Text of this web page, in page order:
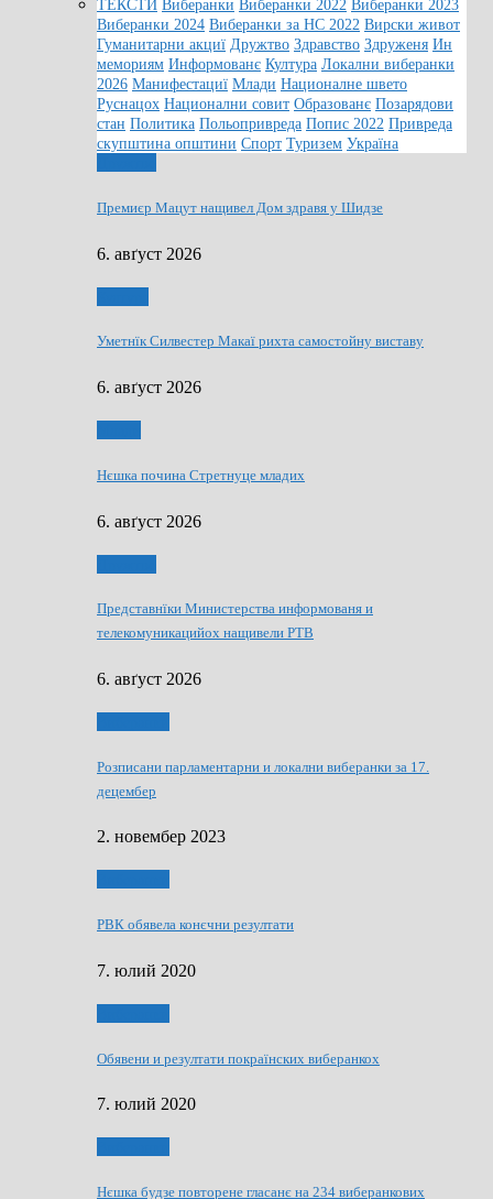
ТЕКСТИ Виберанки Виберанки 2022 Виберанки 2023
Виберанки 2024 Виберанки за НС 2022 Вирски живот
Гуманитарни акциї Дружтво Здравство Здруженя Ин
мемориям Информованє Култура Локални виберанки
2026 Манифестациї Млади Националне швето
Руснацох Национални совит Образованє Позарядови
стан Политика Польопривреда Попис 2022 Привреда
скупштина општини Спорт Туризем Україна
Премиєр Мацут нащивел Дом здравя у Шидзе
6. авґуст 2026
Уметнїк Силвестер Макаї рихта самостойну виставу
6. авґуст 2026
Нєшка почина Стретнуце младих
6. авґуст 2026
Представнїки Министерства информованя и
телекомуникацийох нащивели РТВ
6. авґуст 2026
Розписани парламентарни и локални виберанки за 17.
децембер
2. новембер 2023
РВК обявела конєчни резултати
7. юлий 2020
Обявени и резултати покраїнских виберанкох
7. юлий 2020
Нєшка будзе повторене гласанє на 234 виберанкових